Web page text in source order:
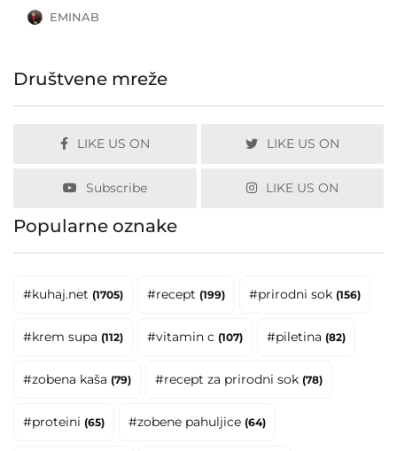
EMINAB
Društvene mreže
LIKE US ON LIKE US ON
Subscribe LIKE US ON
Popularne oznake
#kuhaj.net (1705) #recept (199) #prirodni sok (156)
#krem supa (112) #vitamin c (107) #piletina (82)
#zobena kaša (79) #recept za prirodni sok (78)
#proteini (65) #zobene pahuljice (64)